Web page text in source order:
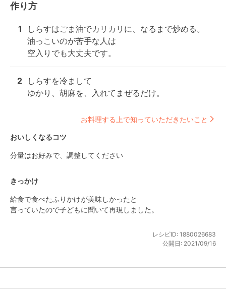
作り方
1
しらすはごま油でカリカリに、なるまで炒める。
油っこいのが苦手な人は
空入りでも大丈夫です。
2
しらすを冷まして
ゆかり、胡麻を、入れてまぜるだけ。
お料理する上で知っていただきたいこと
おいしくなるコツ
分量はお好みで、調整してください
きっかけ
給食で食べたふりかけが美味しかったと
言っていたので子どもに聞いて再現しました。
レシピID: 1880026683
公開日: 2021/09/16